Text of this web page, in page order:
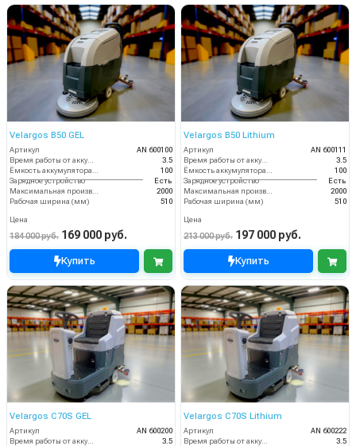
Velargos B50 GEL
Артикул
AN 600100
Время работы от аккумуляторов (ч)
3.5
Ёмкость аккумулятора (Ач)
100
Зарядное устройство
Есть
Максимальная производительность (кв.м/час)
2000
Рабочая ширина (мм)
510
Цена
184 000 руб. 169 000 руб.
Купить
Velargos B50 Lithium
Артикул
AN 600111
Время работы от аккумуляторов (ч)
3.5
Ёмкость аккумулятора (Ач)
100
Зарядное устройство
Есть
Максимальная производительность (кв.м/час)
2000
Рабочая ширина (мм)
510
Цена
213 000 руб. 197 000 руб.
Купить
Velargos C70S GEL
Артикул
AN 600200
Время работы от аккумуляторов (ч)
3.5
Velargos C70S Lithium
Артикул
AN 600222
Время работы от аккумуляторов (ч)
3.5